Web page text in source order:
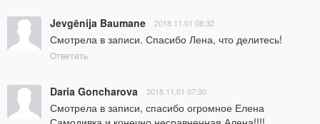
Jevgēnija Baumane 2018.11.01 08:32
Смотрела в записи. Спасибо Лена, что делитесь!
Ответить
Daria Goncharova 2018.11.01 07:30
Смотрела в записи, спасибо огромное Елена